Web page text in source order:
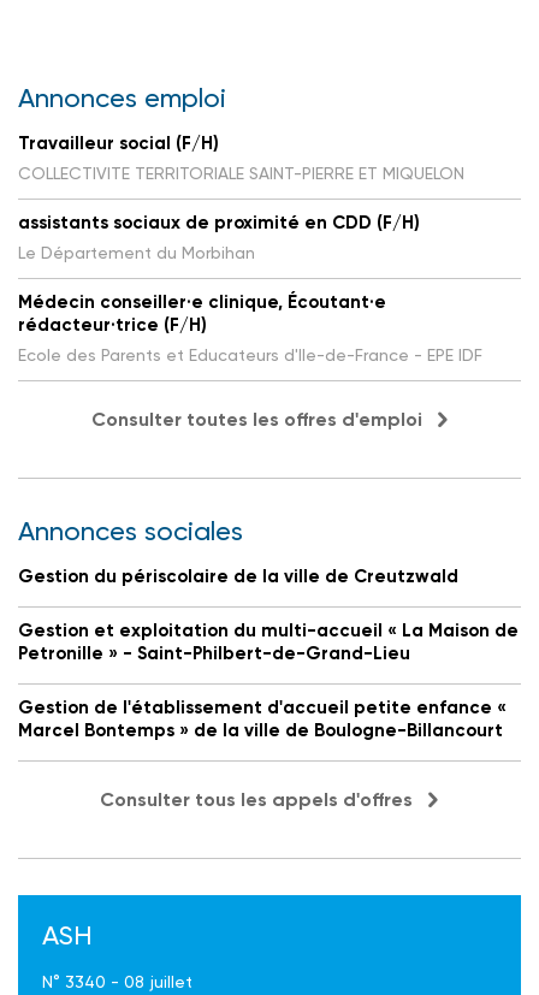
Annonces emploi
Travailleur social (F/H)
COLLECTIVITE TERRITORIALE SAINT-PIERRE ET MIQUELON
assistants sociaux de proximité en CDD (F/H)
Le Département du Morbihan
Médecin conseiller·e clinique, Écoutant·e
rédacteur·trice (F/H)
Ecole des Parents et Educateurs d'Ile-de-France - EPE IDF
Consulter toutes les offres d'emploi
Annonces sociales
Gestion du périscolaire de la ville de Creutzwald
Gestion et exploitation du multi-accueil « La Maison de
Petronille » - Saint-Philbert-de-Grand-Lieu
Gestion de l'établissement d'accueil petite enfance «
Marcel Bontemps » de la ville de Boulogne-Billancourt
Consulter tous les appels d'offres
ASH
N° 3340 - 08 juillet